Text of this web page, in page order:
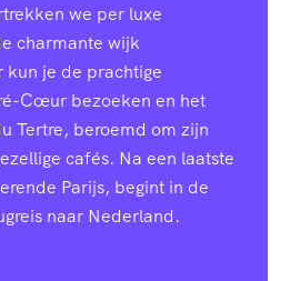
we per luxe
charmante wijk
kun je de prachtige
Cœur bezoeken en het
Tertre, beroemd om zijn
cafés. Na een laatste
Parijs, begint in de
naar Nederland.